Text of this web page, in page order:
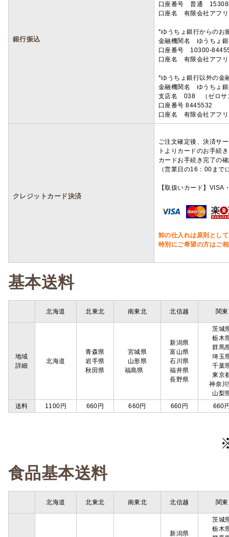
銀行振込
口座番号 普通
口座名 有限会社アフ
*ゆうちょ銀行からのお
金融機関名 ゆうちょ
口座番号 10300-
口座名 有限会社アフ
*ゆうちょ銀行以外の金
金融機関名 ゆうちょ
支店名 038 （ゼロサ
口座番号 8445532
口座名 有限会社アフ
クレジットカード決済
ご注文確定後、決済サ
トよりカードのお手続
カードお手続き完了の
（営業日の16：00ま
【取扱いカード】
卸の仕入れは原則とし
特別にご希望の方はご
基本送料
北海道 北東北 南東北 北信越 関東
地域
詳細
北海道
青森県
岩手県
秋田県
宮城県
山形県
福島県
新潟県
富山県
石川県
福井県
長野県
茨城
栃木
群馬
埼玉
千葉
東京
神奈
山梨
送料
1100円 660円 660円 660円 660
食品基本送料
北海道 北東北 南東北 北信越 関東
新潟県
茨城
栃木